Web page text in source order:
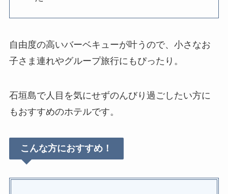
自由度の高いバーベキューが叶うので、小さなお
子さま連れやグループ旅行にもぴったり。
石垣島で人目を気にせずのんびり過ごしたい方に
もおすすめのホテルです。
こんな方におすすめ！